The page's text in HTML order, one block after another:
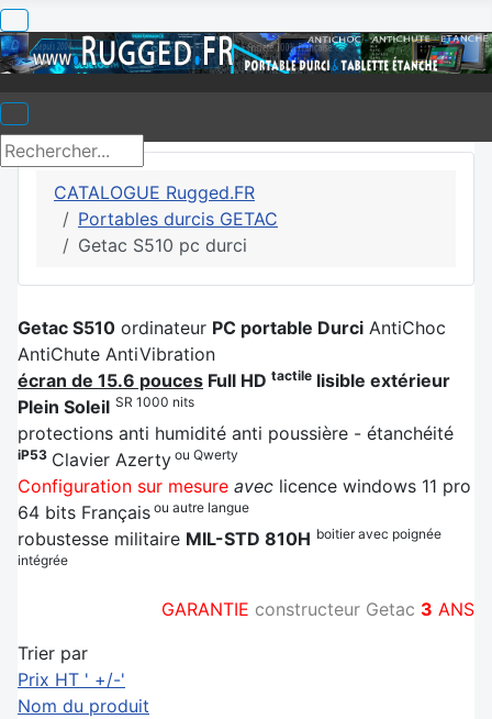
CATALOGUE Rugged.FR
Portables durcis GETAC
Getac S510 pc durci
Getac S510 ordinateur PC portable Durci AntiChoc
AntiChute AntiVibration
écran de 15.6 pouces Full HD tactile lisible extérieur
Plein Soleil SR 1000 nits
protections anti humidité anti poussière - étanchéité
iP53 Clavier Azerty ou Qwerty
Configuration sur mesure avec licence windows 11 pro
64 bits Français ou autre langue
robustesse militaire MIL-STD 810H boitier avec poignée
intégrée
GARANTIE constructeur Getac 3 ANS
Trier par
Prix HT ' +/-'
Nom du produit